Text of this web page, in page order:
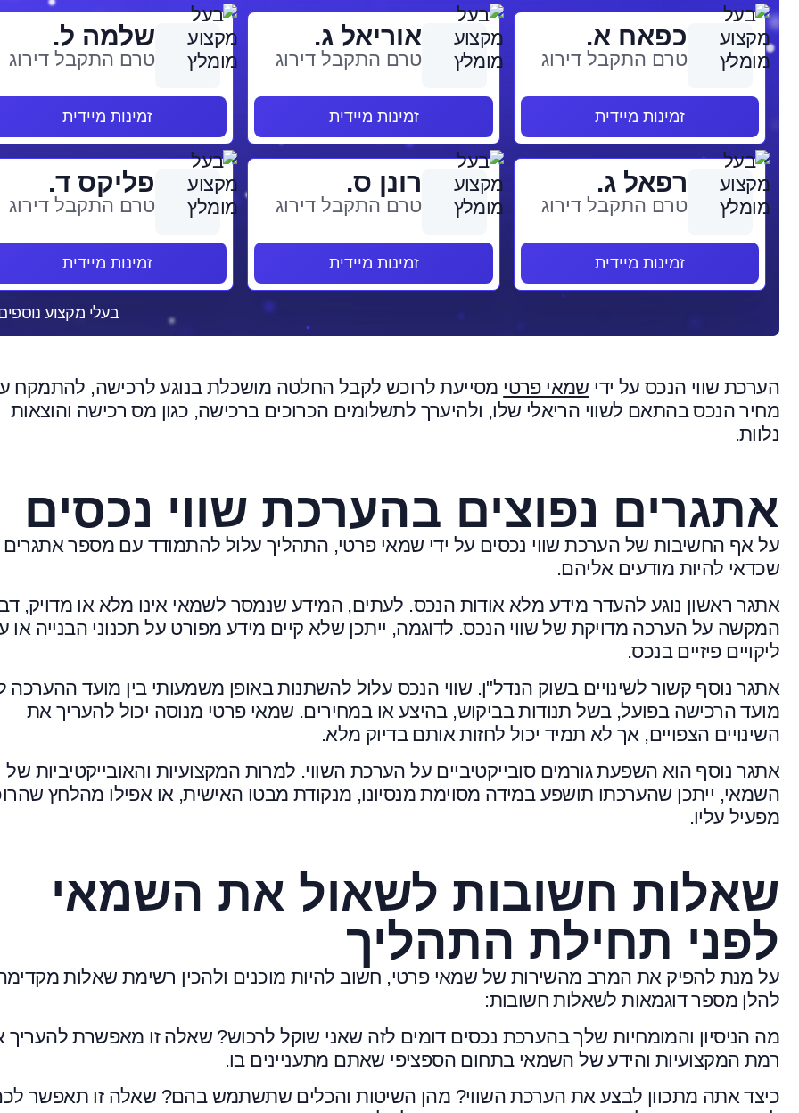
כפאח א.
טרם התקבל דירוג
זמינות מיידית
אוריאל ג.
טרם התקבל דירוג
זמינות מיידית
שלמה ל.
טרם התקבל דירוג
זמינות מיידית
רפאל ג.
טרם התקבל דירוג
זמינות מיידית
רונן ס.
טרם התקבל דירוג
זמינות מיידית
פליקס ד.
טרם התקבל דירוג
זמינות מיידית
בעלי מקצוע
הערכת שווי הנכס על ידי שמאי פרטי מסייעת לרוכש לקבל החלטה מושכלת בנוגע לרכישה, להתמקח
מחיר הנכס בהתאם לשווי הריאלי שלו, ולהיערך לתשלומים הכרוכים ברכישה, כגון מס רכישה והוצאות
נלוות.
אתגרים נפוצים בהערכת שווי נכסים
על אף החשיבות של הערכת שווי נכסים על ידי שמאי פרטי, התהליך עלול להתמודד עם מספר אתגרים
שכדאי להיות מודעים אליהם.
אתגר ראשון נוגע להעדר מידע מלא אודות הנכס. לעתים, המידע שנמסר לשמאי אינו מלא או מדויק,
המקשה על הערכה מדויקת של שווי הנכס. לדוגמה, ייתכן שלא קיים מידע מפורט על תכנוני הבנייה או
ליקויים פיזיים בנכס.
אתגר נוסף קשור לשינויים בשוק הנדל"ן. שווי הנכס עלול להשתנות באופן משמעותי בין מועד ההערכה
מועד הרכישה בפועל, בשל תנודות בביקוש, בהיצע או במחירים. שמאי פרטי מנוסה יכול להעריך את
השינויים הצפויים, אך לא תמיד יכול לחזות אותם בדיוק מלא.
אתגר נוסף הוא השפעת גורמים סובייקטיביים על הערכת השווי. למרות המקצועיות והאובייקטיביות של
השמאי, ייתכן שהערכתו תושפע במידה מסוימת מנסיונו, מנקודת מבטו האישית, או אפילו מהלחץ
מפעיל עליו.
שאלות חשובות לשאול את השמאי
לפני תחילת התהליך
על מנת להפיק את המרב מהשירות של שמאי פרטי, חשוב להיות מוכנים ולהכין רשימת שאלות
להלן מספר דוגמאות לשאלות חשובות:
מה הניסיון והמומחיות שלך בהערכת נכסים דומים לזה שאני שוקל לרכוש? שאלה זו מאפשרת להעריך
רמת המקצועיות והידע של השמאי בתחום הספציפי שאתם מתעניינים בו.
כיצד אתה מתכוון לבצע את הערכת השווי? מהן השיטות והכלים שתשתמש בהם? שאלה זו תאפשר